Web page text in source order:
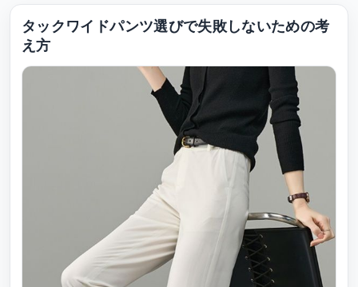
タックワイドパンツ選びで失敗しないための考
え方